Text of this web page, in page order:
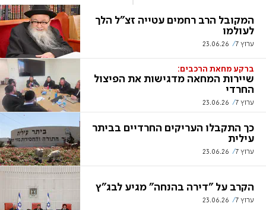
המקובל הרב רחמים עטייה זצ"ל הלך
לעולמו
ערוץ 7 23.06.26
ברקע מחאת הרכבים:
שיירות המחאה מדגישות את הפיצול
החרדי
ערוץ 7 23.06.26
כך התקבלו העריקים החרדיים בביתר
עילית
ערוץ 7 23.06.26
הקרב על "דירה בהנחה" מגיע לבג"ץ
ערוץ 7 23.06.26